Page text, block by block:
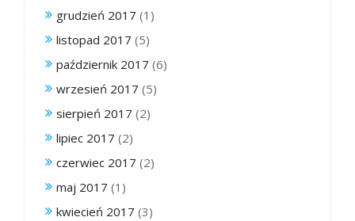
grudzień 2017 (1)
listopad 2017 (5)
październik 2017 (6)
wrzesień 2017 (5)
sierpień 2017 (2)
lipiec 2017 (2)
czerwiec 2017 (2)
maj 2017 (1)
kwiecień 2017 (3)